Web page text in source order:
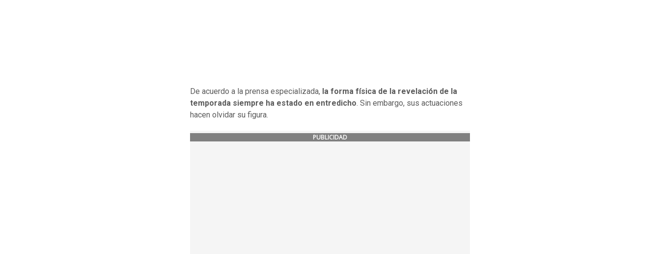
De acuerdo a la prensa especializada, la forma física de la revelación de la
temporada siempre ha estado en entredicho . Sin embargo, sus actuaciones
hacen olvidar su figura.
PUBLICIDAD